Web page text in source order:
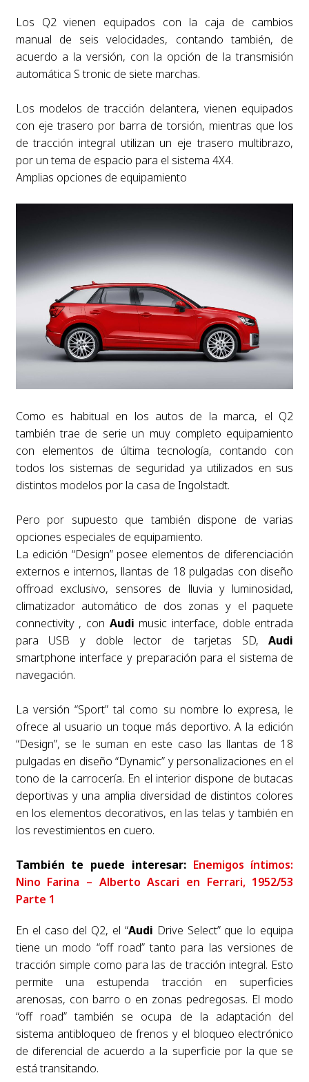
Los Q2 vienen equipados con la caja de cambios
manual de seis velocidades, contando también, de
acuerdo a la versión, con la opción de la transmisión
automática S tronic de siete marchas.
Los modelos de tracción delantera, vienen equipados
con eje trasero por barra de torsión, mientras que los
de tracción integral utilizan un eje trasero multibrazo,
por un tema de espacio para el sistema 4X4.
Amplias opciones de equipamiento
Como es habitual en los autos de la marca, el Q2
también trae de serie un muy completo equipamiento
con elementos de última tecnología, contando con
todos los sistemas de seguridad ya utilizados en sus
distintos modelos por la casa de Ingolstadt.
Pero por supuesto que también dispone de varias
opciones especiales de equipamiento.
La edición “Design” posee elementos de diferenciación
externos e internos, llantas de 18 pulgadas con diseño
offroad exclusivo, sensores de lluvia y luminosidad,
climatizador automático de dos zonas y el paquete
connectivity , con Audi music interface, doble entrada
para USB y doble lector de tarjetas SD,Audi
smartphone interface y preparación para el sistema de
navegación.
La versión “Sport” tal como su nombre lo expresa, le
ofrece al usuario un toque más deportivo. A la edición
“Design”, se le suman en este caso las llantas de 18
pulgadas en diseño “Dynamic” y personalizaciones en el
tono de la carrocería. En el interior dispone de butacas
deportivas y una amplia diversidad de distintos colores
en los elementos decorativos, en las telas y también en
los revestimientos en cuero.
También te puede interesar: Enemigos íntimos:
Nino Farina – Alberto Ascari en Ferrari, 1952/53
Parte 1
En el caso del Q2, el “Audi Drive Select” que lo equipa
tiene un modo “off road” tanto para las versiones de
tracción simple como para las de tracción integral. Esto
permite una estupenda tracción en superficies
arenosas, con barro o en zonas pedregosas. El modo
“off road” también se ocupa de la adaptación del
sistema antibloqueo de frenos y el bloqueo electrónico
de diferencial de acuerdo a la superficie por la que se
está transitando.